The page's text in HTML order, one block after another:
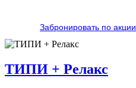
Забронировать по акции
ТИПИ + Релакс